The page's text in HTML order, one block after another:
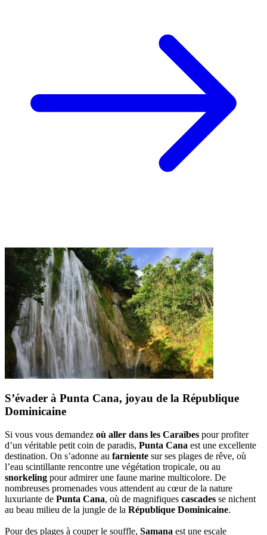
S’évader à Punta Cana, joyau de la République
Dominicaine
Si vous vous demandez où aller dans les Caraïbes pour profiter
d’un véritable petit coin de paradis, Punta Cana est une excellente
destination. On s’adonne au farniente sur ses plages de rêve, où
l’eau scintillante rencontre une végétation tropicale, ou au
snorkeling pour admirer une faune marine multicolore. De
nombreuses promenades vous attendent au cœur de la nature
luxuriante de Punta Cana, où de magnifiques cascades se nichent
au beau milieu de la jungle de la République Dominicaine.
Pour des plages à couper le souffle, Samana est une escale